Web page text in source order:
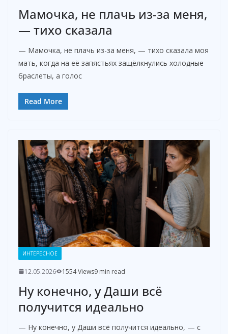
Мамочка, не плачь из-за меня,
— тихо сказала
— Мамочка, не плачь из-за меня, — тихо сказала моя
мать, когда на её запястьях защёлкнулись холодные
браслеты, а голос
Read More
ИНТЕРЕСНОЕ
12.05.2026 1554 Views9 min read
Ну конечно, у Даши всё
получится идеально
— Ну конечно, у Даши всё получится идеально, — с